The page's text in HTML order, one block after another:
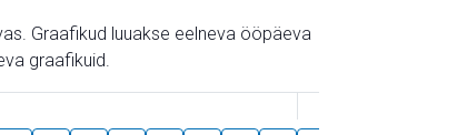
Graafikud luuakse eelneva ööpäeva
graafikuid.